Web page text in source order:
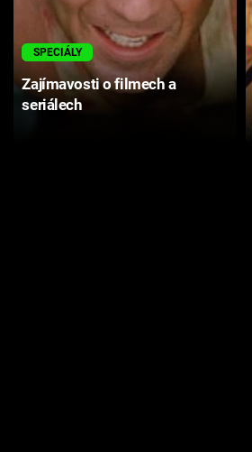
SPECIÁLY
Zajímavosti o filmech a
seriálech